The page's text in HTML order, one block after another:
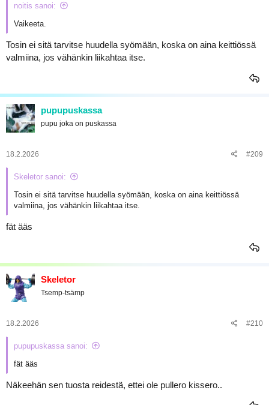
noitis sanoi:
Vaikeeta.
Tosin ei sitä tarvitse huudella syömään, koska on aina keittiössä
valmiina, jos vähänkin liikahtaa itse.
pupupuskassa
pupu joka on puskassa
18.2.2026 #209
Skeletor sanoi:
Tosin ei sitä tarvitse huudella syömään, koska on aina keittiössä
valmiina, jos vähänkin liikahtaa itse.
fät ääs
Skeletor
Tsemp-tsämp
18.2.2026 #210
pupupuskassa sanoi:
fät ääs
Näkeehän sen tuosta reidestä, ettei ole pullero kissero..